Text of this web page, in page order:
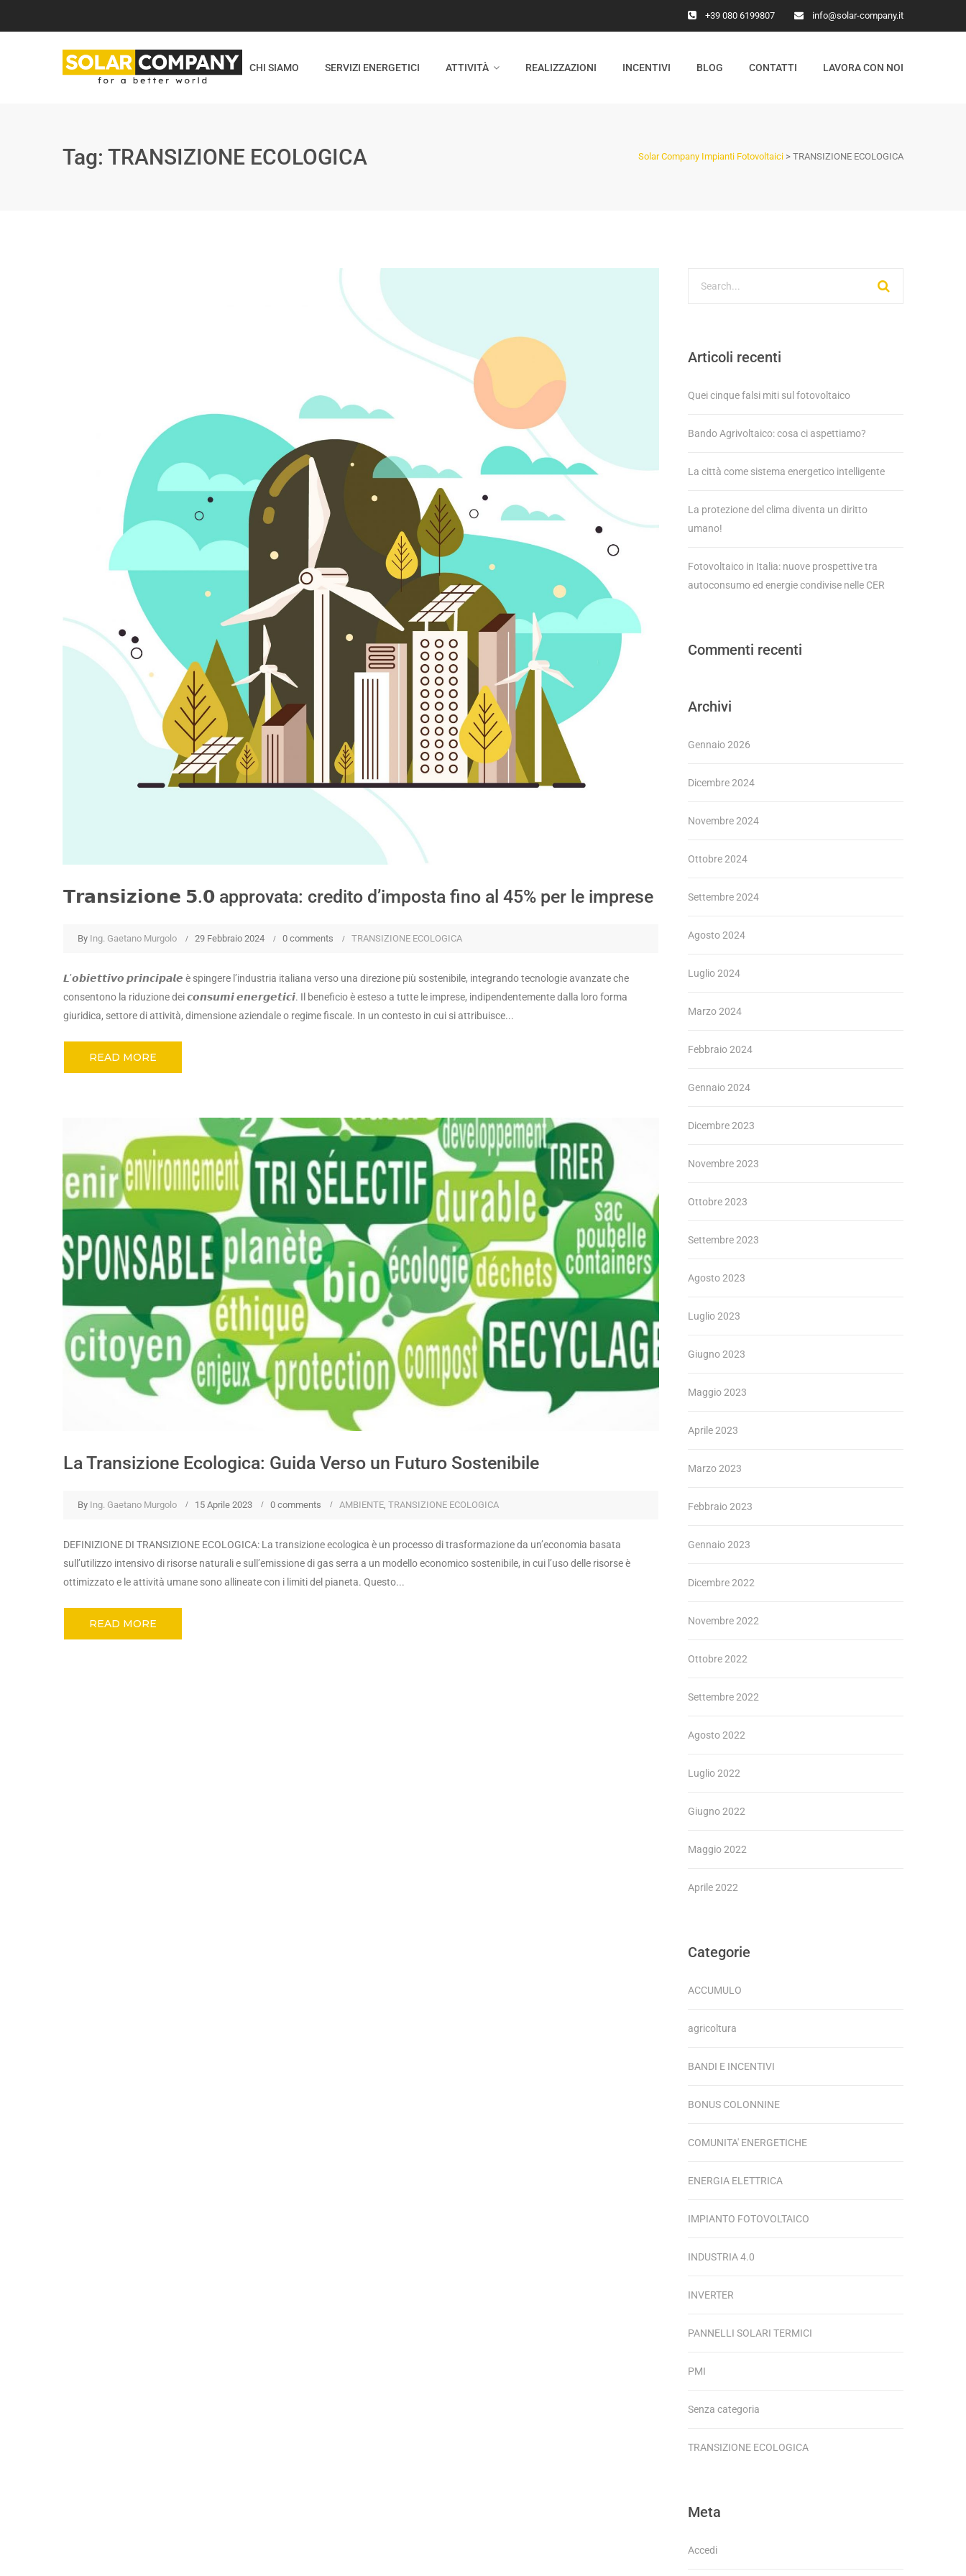
+39 080 6199807 info@solar-company.it
CHI SIAMO SERVIZI ENERGETICI ATTIVITÀ REALIZZAZIONI INCENTIVI BLOG CONTATTI LAVORA CON NOI
Tag: TRANSIZIONE ECOLOGICA Solar Company Impianti Fotovoltaici > TRANSIZIONE ECOLOGICA
𝗧𝗿𝗮𝗻𝘀𝗶𝘇𝗶𝗼𝗻𝗲 𝟱.𝟬 approvata: credito d’imposta fino al 45% per le imprese
By Ing. Gaetano Murgolo 29 Febbraio 2024 0 comments TRANSIZIONE ECOLOGICA
𝙇’𝙤𝙗𝙞𝙚𝙩𝙩𝙞𝙫𝙤 𝙥𝙧𝙞𝙣𝙘𝙞𝙥𝙖𝙡𝙚 è spingere l’industria italiana verso una direzione più sostenibile, integrando tecnologie avanzate che
consentono la riduzione dei 𝙘𝙤𝙣𝙨𝙪𝙢𝙞 𝙚𝙣𝙚𝙧𝙜𝙚𝙩𝙞𝙘𝙞. Il beneficio è esteso a tutte le imprese, indipendentemente dalla loro forma
giuridica, settore di attività, dimensione aziendale o regime fiscale. In un contesto in cui si attribuisce...
READ MORE
La Transizione Ecologica: Guida Verso un Futuro Sostenibile
By Ing. Gaetano Murgolo 15 Aprile 2023 0 comments AMBIENTE TRANSIZIONE ECOLOGICA
DEFINIZIONE DI TRANSIZIONE ECOLOGICA: La transizione ecologica è un processo di trasformazione da un’economia basata
sull’utilizzo intensivo di risorse naturali e sull’emissione di gas serra a un modello economico sostenibile, in cui l’uso delle risorse è
ottimizzato e le attività umane sono allineate con i limiti del pianeta. Questo...
READ MORE
Articoli recenti
Quei cinque falsi miti sul fotovoltaico
Bando Agrivoltaico: cosa ci aspettiamo?
La città come sistema energetico intelligente
La protezione del clima diventa un diritto
umano!
Fotovoltaico in Italia: nuove prospettive tra
autoconsumo ed energie condivise nelle CER
Commenti recenti
Archivi
Gennaio 2026
Dicembre 2024
Novembre 2024
Ottobre 2024
Settembre 2024
Agosto 2024
Luglio 2024
Marzo 2024
Febbraio 2024
Gennaio 2024
Dicembre 2023
Novembre 2023
Ottobre 2023
Settembre 2023
Agosto 2023
Luglio 2023
Giugno 2023
Maggio 2023
Aprile 2023
Marzo 2023
Febbraio 2023
Gennaio 2023
Dicembre 2022
Novembre 2022
Ottobre 2022
Settembre 2022
Agosto 2022
Luglio 2022
Giugno 2022
Maggio 2022
Aprile 2022
Categorie
ACCUMULO
agricoltura
BANDI E INCENTIVI
BONUS COLONNINE
COMUNITA' ENERGETICHE
ENERGIA ELETTRICA
IMPIANTO FOTOVOLTAICO
INDUSTRIA 4.0
INVERTER
PANNELLI SOLARI TERMICI
PMI
Senza categoria
TRANSIZIONE ECOLOGICA
Meta
Accedi